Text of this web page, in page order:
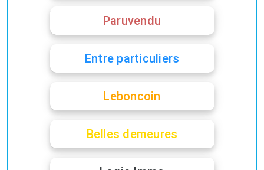
Paruvendu
Entre particuliers
Leboncoin
Belles demeures